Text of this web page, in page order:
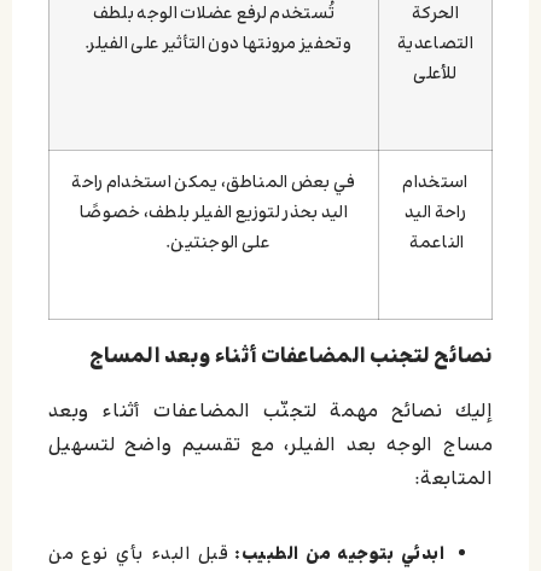
الحركة
التصاعدية
للأعلى
تُستخدم لرفع عضلات الوجه بلطف
وتحفيز مرونتها دون التأثير على الفيلر.
استخدام
راحة اليد
الناعمة
في بعض المناطق، يمكن استخدام راحة
اليد بحذر لتوزيع الفيلر بلطف، خصوصًا
على الوجنتين.
نصائح لتجنب المضاعفات أثناء وبعد المساج
إليك نصائح مهمة لتجنّب المضاعفات أثناء وبعد
مساج الوجه بعد الفيلر، مع تقسيم واضح لتسهيل
المتابعة:
ابدئي بتوجيه من الطبيب: قبل البدء بأي نوع من